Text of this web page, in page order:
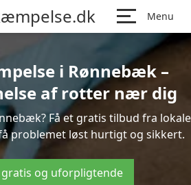
Menu
i Rønnebæk –
af rotter nær dig
Få et gratis tilbud fra lokale
problemet løst hurtigt og sikkert.
gratis og uforpligtende